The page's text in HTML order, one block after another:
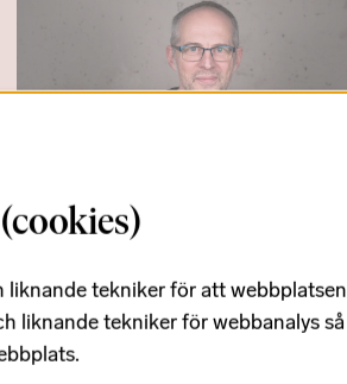
Nilsson
+46 70-434 68 57
liknande tekniker för att webbplatsen
liknande tekniker för webbanalys så